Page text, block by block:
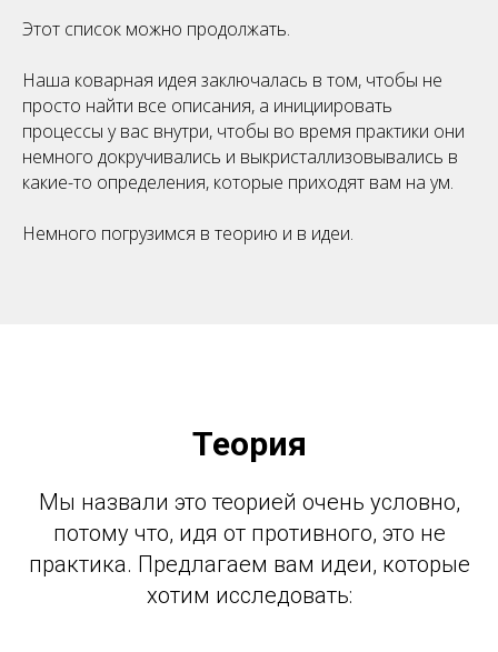
Этот список можно продолжать.
Наша коварная идея заключалась в том, чтобы не
просто найти все описания, а инициировать
процессы у вас внутри, чтобы во время практики они
немного докручивались и выкристаллизовывались в
какие-то определения, которые приходят вам на ум.
Немного погрузимся в теорию и в идеи.
Теория
Мы назвали это теорией очень условно,
потому что, идя от противного, это не
практика. Предлагаем вам идеи, которые
хотим исследовать: